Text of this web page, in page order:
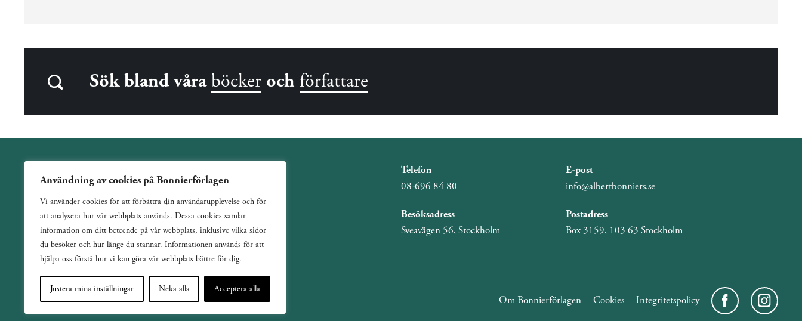
Användning av cookies på Bonnierförlagen
Vi använder cookies för att förbättra din användarupplevelse och för
att analysera hur vår webbplats används. Dessa cookies samlar
information om ditt beteende på vår webbplats, inklusive vilka sidor
du besöker och hur länge du stannar. Informationen används för att
hjälpa oss förstå hur vi kan göra vår webbplats bättre för dig.
Justera mina inställningar Neka alla Acceptera alla
Sök bland våra böcker och författare
Wahlström & Widstrand är ett allmänutgivande förlag
verksamt sedan 1884. Vi har en bred och varierad utgivning
med ett tydligt fokus på skönlitteratur inom de flesta genrer.
Telefon
08-696 84 80
E-post
info@albertbonniers.se
Besöksadress
Sveavägen 56, Stockholm
Postadress
Box 3159, 103 63 Stockholm
Om Bonnierförlagen Cookies Integritetspolicy